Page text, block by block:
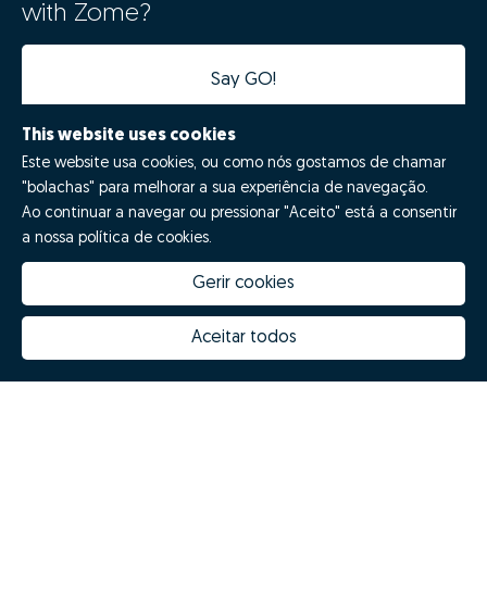
with Zome?
Say GO!
How much is my house worth
Why choose Zome
Zome Innovation
Hubs Zome
This website uses cookies
Este website usa cookies, ou como nós gostamos de chamar
"bolachas" para melhorar a sua experiência de navegação.
Ao continuar a navegar ou pressionar "Aceito" está a consentir
a nossa política de cookies.
Gerir cookies
Aceitar todos